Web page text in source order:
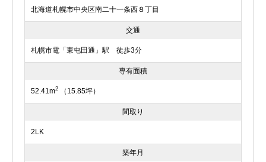
北海道札幌市中央区南二十一条西８丁目
交通
札幌市電「東屯田通」駅 徒歩3分
専有面積
52.41m2 （15.85坪）
間取り
2LK
築年月